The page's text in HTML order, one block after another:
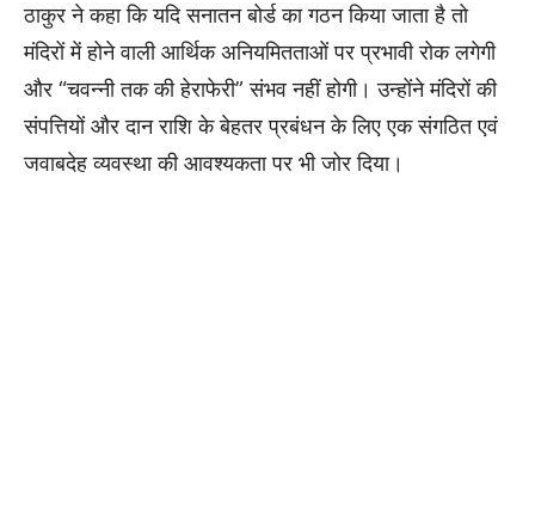
ठाकुर ने कहा कि यदि सनातन बोर्ड का गठन किया जाता है तो
मंदिरों में होने वाली आर्थिक अनियमितताओं पर प्रभावी रोक लगेगी
और “चवन्नी तक की हेराफेरी” संभव नहीं होगी। उन्होंने मंदिरों की
संपत्तियों और दान राशि के बेहतर प्रबंधन के लिए एक संगठित एवं
जवाबदेह व्यवस्था की आवश्यकता पर भी जोर दिया।